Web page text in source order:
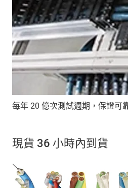
每年 20 億次測試週期，保證可
現貨 36 小時內到貨